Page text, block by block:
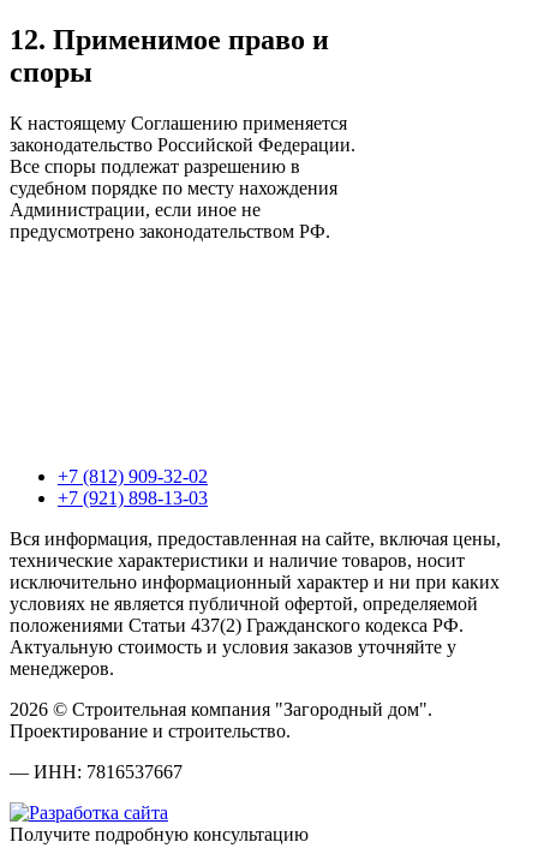
12. Применимое право и
споры
К настоящему Соглашению применяется
законодательство Российской Федерации.
Все споры подлежат разрешению в
судебном порядке по месту нахождения
Администрации, если иное не
предусмотрено законодательством РФ.
+7 (812) 909-32-02
+7 (921) 898-13-03
Вся информация, предоставленная на сайте, включая цены,
технические характеристики и наличие товаров, носит
исключительно информационный характер и ни при каких
условиях не является публичной офертой, определяемой
положениями Статьи 437(2) Гражданского кодекса РФ.
Актуальную стоимость и условия заказов уточняйте у
менеджеров.
2026 © Строительная компания "Загородный дом".
Проектирование и строительство.
— ИНН: 7816537667
Получите подробную консультацию